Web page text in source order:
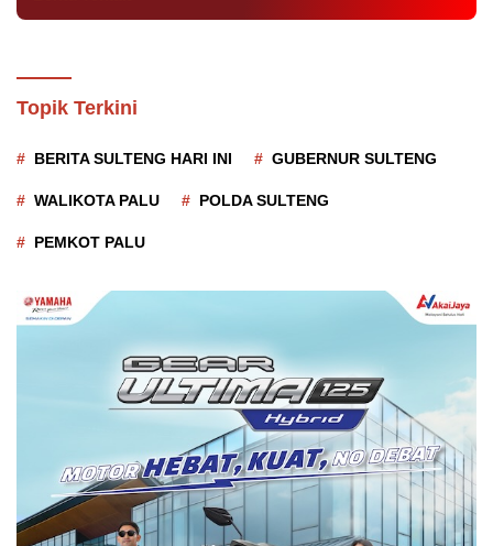
Topik Terkini
BERITA SULTENG HARI INI GUBERNUR SULTENG
WALIKOTA PALU POLDA SULTENG
PEMKOT PALU